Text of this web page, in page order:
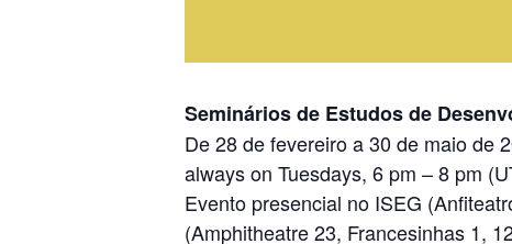
Seminários de Estudos de
De 28 de fevereiro a 30 de maio de
always on Tuesdays, 6 pm – 8 pm
Evento presencial no ISEG
(Amphitheatre 23, Francesinhas 1,